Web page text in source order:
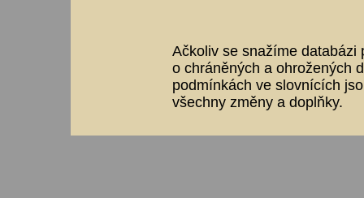
Ačkoliv se snažíme databázi
o chráněných a ohrožených
podmínkách ve slovnících
všechny změny a doplňky.